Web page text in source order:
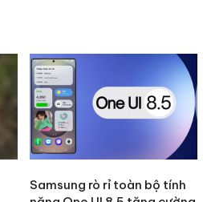
Samsung rò rỉ toàn bộ tính